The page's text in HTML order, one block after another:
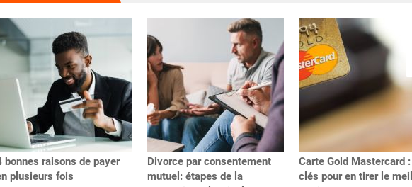
bonnes raisons de payer
plusieurs fois
Divorce par consentement
mutuel: étapes de la
Carte Gold Mastercard
clés pour en tirer le